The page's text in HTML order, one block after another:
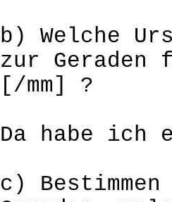
b) Welche
zur
[/mm] ?
Da habe ich
c)